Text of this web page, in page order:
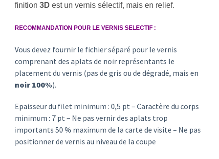
finition 3D est un vernis sélectif, mais en relief.
RECOMMANDATION POUR LE VERNIS SELECTIF :
Vous devez fournir le fichier séparé pour le vernis
comprenant des aplats de noir représentants le
placement du vernis (pas de gris ou de dégradé, mais en
noir 100%).
Epaisseur du filet minimum : 0,5 pt – Caractère du corps
minimum : 7 pt – Ne pas vernir des aplats trop
importants 50 % maximum de la carte de visite – Ne pas
positionner de vernis au niveau de la coupe